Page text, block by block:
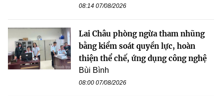
08:14 07/08/2026
Lai Châu phòng ngừa tham nhũng
bằng kiểm soát quyền lực, hoàn
thiện thể chế, ứng dụng công nghệ
Bùi Bình
08:00 07/08/2026